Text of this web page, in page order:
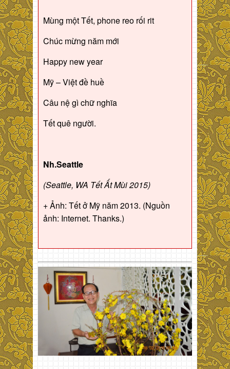
Mùng một Tết, phone reo rối rit
Chúc mừng năm mới
Happy new year
Mỹ – Việt đề huề
Câu nệ gì chữ nghĩa
Tết quê người.
Nh.Seattle
(Seattle, WA Tết Ất Mùi 2015)
+ Ảnh: Tết ở Mỹ năm 2013. (Nguồn
ảnh: Internet. Thanks.)